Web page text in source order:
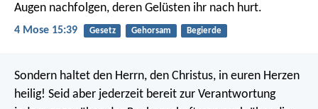
Augen nachfolgen, deren Gelüsten ihr nach hurt.
4 Mose 15:39 Gesetz Gehorsam Begierde
Sondern haltet den Herrn, den Christus, in euren Herzen
heilig! Seid aber jederzeit bereit zur Verantwortung